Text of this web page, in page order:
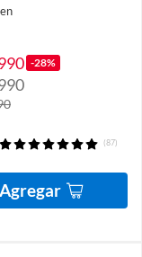
-28%
(87)
Agregar